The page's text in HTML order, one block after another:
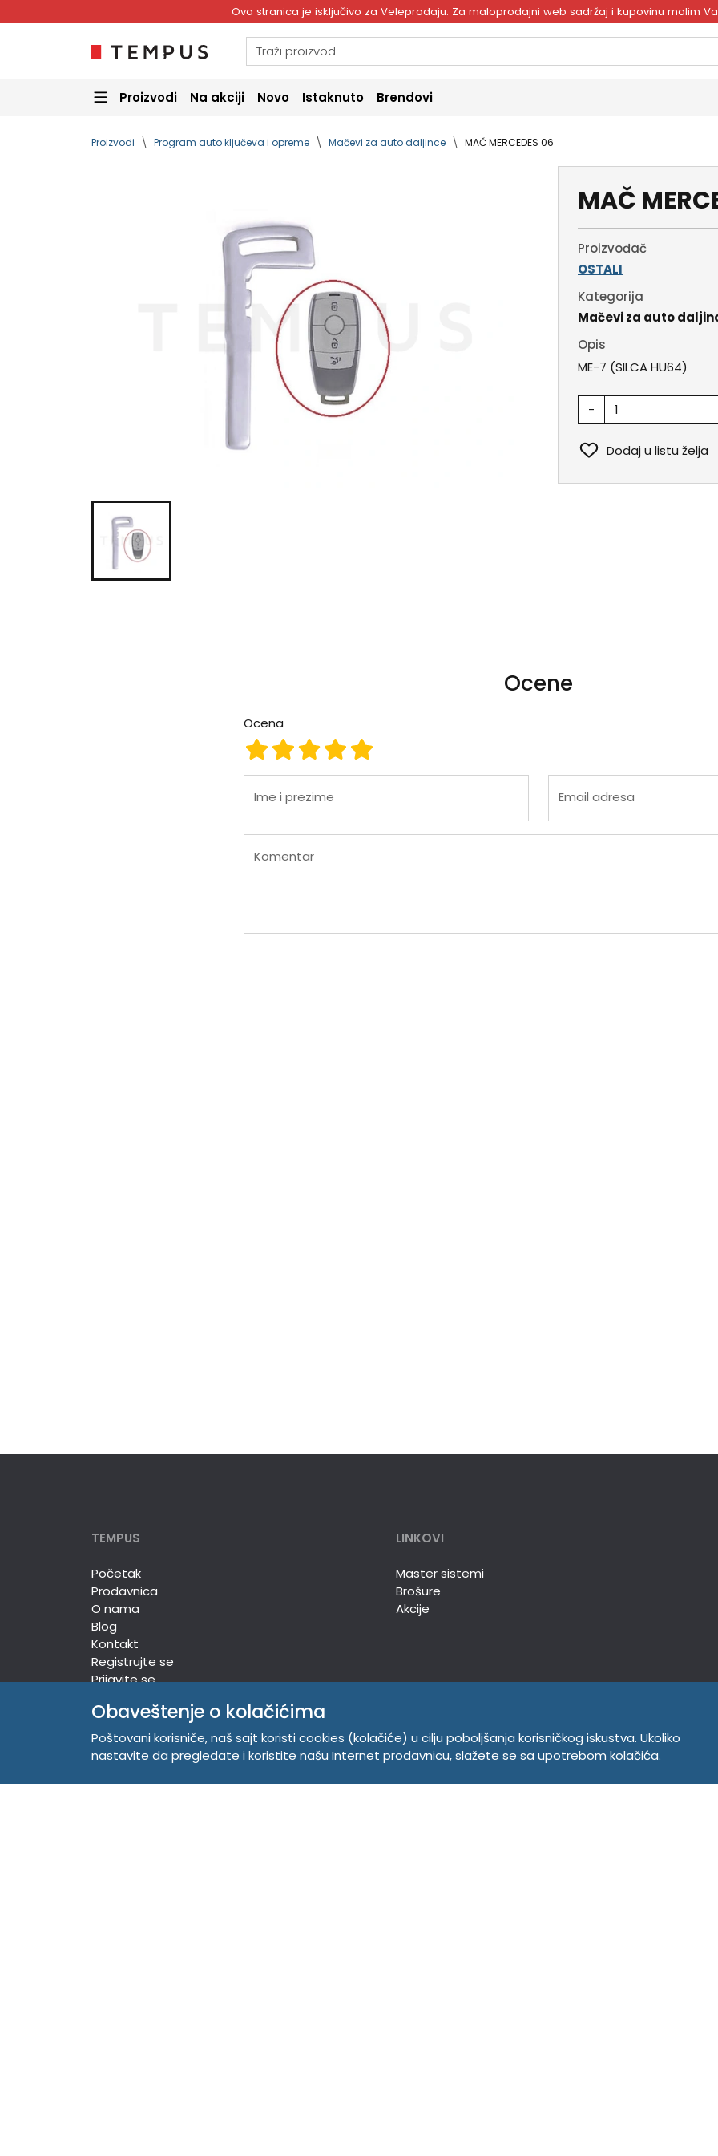
Ova stranica je isključivo za Veleprodaju. Za maloprodajni web sadržaj i kupovinu molim
Proizvodi Na akciji Novo Istaknuto Brendovi
Proizvodi Program auto ključeva i opreme Mačevi za auto daljince MAČ MERCEDES 06
MAČ
Proizvođač
OSTALI
Kategorija
Mačevi za auto
Opis
ME-7 (SILCA HU64)
-
Dodaj u listu želja
Ocene
Ocena
Ocena 5
Ocena 4
Ocena 3
Ocena 2
Ocena 1
Ime i prezime Email adresa
Komentar
TEMPUS
Početak
Prodavnica
O nama
Blog
Kontakt
Registrujte se
Prijavite se
LINKOVI
Master sistemi
Brošure
Akcije
TEMPUS DOO
Trg Komenskog 2, 21000
INFORMACIJE
Politika o kolačićima
Obaveštenje o kolačićima
Poštovani korisniče, naš sajt koristi cookies (kolačiće) u cilju poboljšanja korisničkog iskustva. Ukoliko
nastavite da pregledate i koristite našu Internet prodavnicu, slažete se sa upotrebom kolačića.